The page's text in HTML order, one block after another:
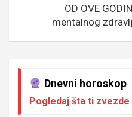
OD OVE
mentalnog
Dnevni horoskop
Pogledaj šta ti zvezde